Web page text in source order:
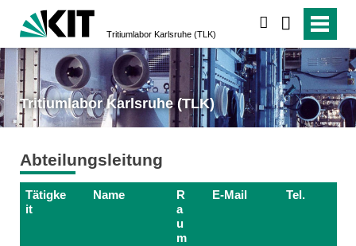
Tritiumlabor Karlsruhe (TLK)
Tritiumlabor Karlsruhe (TLK)
Abteilungsleitung
Tätigke
it
Name
R
a
u
m
E-Mail Tel.